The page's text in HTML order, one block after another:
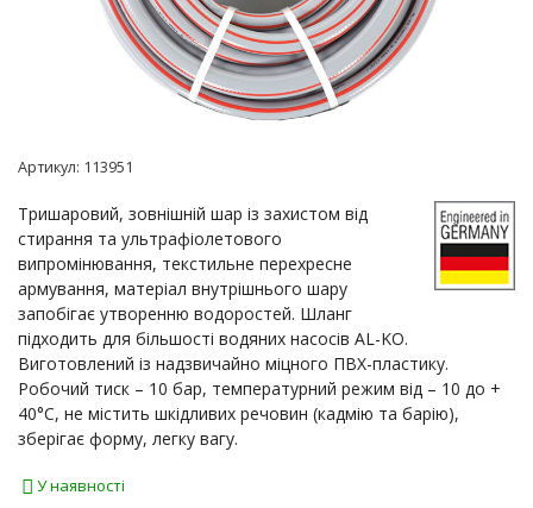
Артикул: 113951
Тришаровий, зовнішній шар із захистом від
стирання та ультрафіолетового
випромінювання, текстильне перехресне
армування, матеріал внутрішнього шару
запобігає утворенню водоростей. Шланг
підходить для більшості водяних насосів AL-KO.
Виготовлений із надзвичайно міцного ПВХ-пластику.
Робочий тиск – 10 бар, температурний режим від – 10 до +
40°С, не містить шкідливих речовин (кадмію та барію),
зберігає форму, легку вагу.
У наявності